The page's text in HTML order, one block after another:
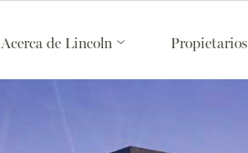
Acerca de Lincoln Propietarios